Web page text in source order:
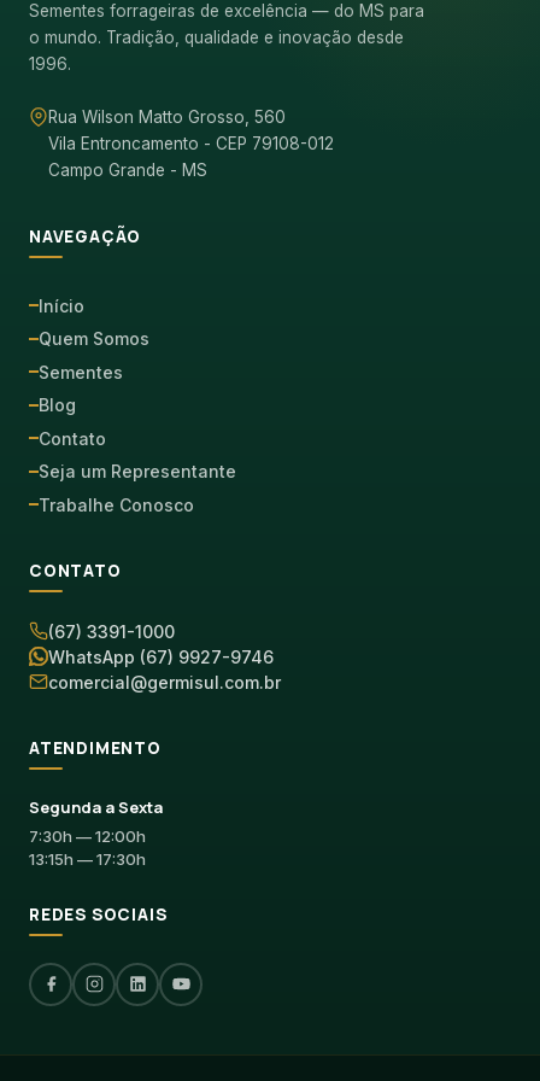
Sementes forrageiras de excelência — do MS para
o mundo. Tradição, qualidade e inovação desde
1996.
Rua Wilson Matto Grosso, 560
Vila Entroncamento - CEP 79108-012
Campo Grande - MS
NAVEGAÇÃO
Início
Quem Somos
Sementes
Blog
Contato
Seja um Representante
Trabalhe Conosco
CONTATO
(67) 3391-1000
WhatsApp (67) 9927-9746
comercial@germisul.com.br
ATENDIMENTO
Segunda a Sexta
7:30h — 12:00h
13:15h — 17:30h
REDES SOCIAIS